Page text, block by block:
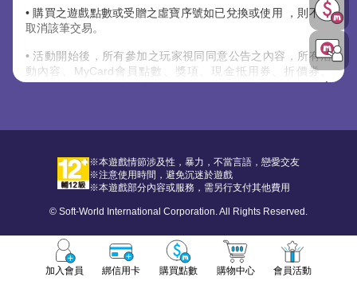
• 購買之遊戲點數或受贈之虛寶序號如已兌換或使用 ，則不得
取消該筆交易。
• 活動開始後，所有參加之玩家視同同意公告之內容，所有活
動內容、MyCard會員點數、獎項、現金抵用券、折價券、
COUPON之發送方式，主辦單位保留以上活動及獎項內容修改
※本遊戲情節涉及性，暴力，不當言語，戀愛交友
※注意使用時間，避免沉迷於遊戲
※本遊戲部分內容或服務，需另行支付其他費用
© Soft-World International Corporation. All Rights Reserved.
加入會員 綁信用卡 購買點數 購物中心 會員活動